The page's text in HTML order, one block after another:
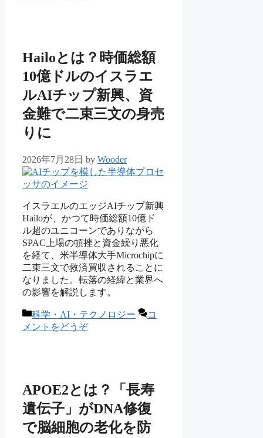
Hailoとは？時価総額
10億ドルのイスラエ
ルAIチップ新興、資
金難で二束三文の身売
りに
2026年7月28日 by Wooder
イスラエルのエッジAIチップ新興
Hailoが、かつて時価総額10億ド
ル超のユニコーンでありながら
SPAC上場の頓挫と資金繰り悪化
を経て、米半導体大手Microchipに
二束三文で救済買収されることに
なりました。転落の経緯と業界へ
の影響を解説します。
カ
テ
科学・AI・テクノロジー
コ
メントをどうぞ
APOE2とは？「長寿
遺伝子」がDNA修復
で脳細胞の老化を防